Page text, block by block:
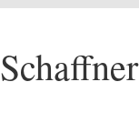
Schaffner